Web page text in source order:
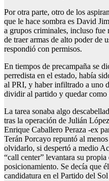
Por otra parte, otro de los
que le hace sombra es David
a grupos criminales, incluso fue
de traer armas de alto poder de
respondió con permisos.
En tiempos de precampaña se
perredista en el estado, había
al PRI, y haber infiltrado a uno
dividir al partido y quedar
La tarea sonaba algo
tras la operación de Julián
Enrique Caballero Peraza -ex
Terán Porcayo repuntó al
olvidarlo, si despertó a medio
“call center” levantara su propia
posicionamiento. Se decía que
candidatura en el Partido del